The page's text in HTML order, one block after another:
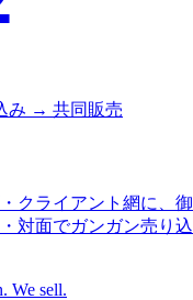
み → 共同販売
クライアント網に、御
対面でガンガン売り込
We sell.